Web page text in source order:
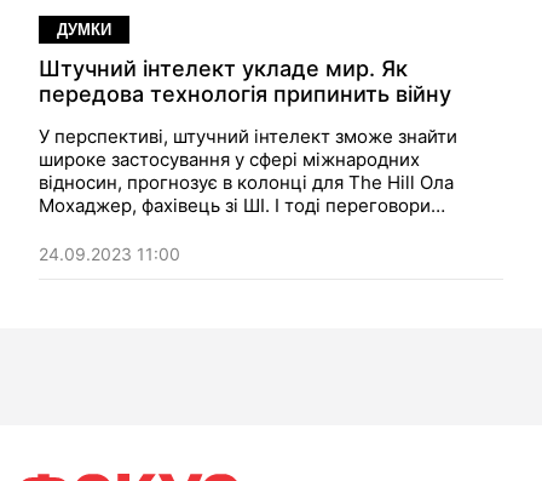
ДУМКИ
Штучний інтелект укладе мир. Як
передова технологія припинить війну
У перспективі, штучний інтелект зможе знайти
широке застосування у сфері міжнародних
відносин, прогнозує в колонці для The Hill Ола
Мохаджер, фахівець зі ШІ. І тоді переговори
конфлікти — рідкіснішими і спокійнішими
24.09.2023 11:00